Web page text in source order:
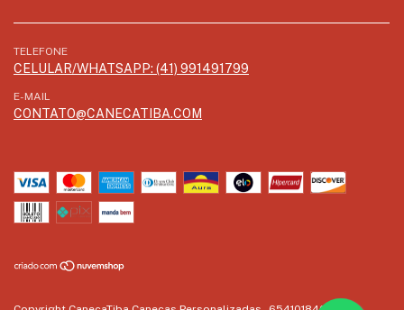
TELEFONE
CELULAR/WHATSAPP: (41) 991491799
E-MAIL
CONTATO@CANECATIBA.COM